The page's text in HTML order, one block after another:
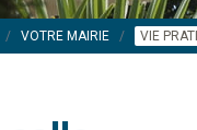
VOTRE MAIRIE VIE